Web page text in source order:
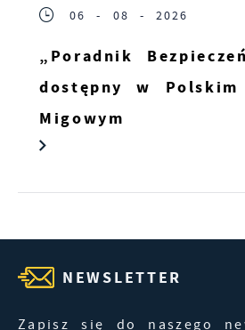
06 - 08 - 2026
„Poradnik
dostępny w Polskim
Migowym
NEWSLETTER
Zapisz się do naszego